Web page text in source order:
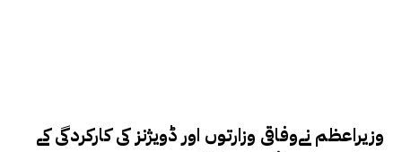
وزیراعظم نےوفاقی وزارتوں اور ڈویژنز کی کارکردگی کے